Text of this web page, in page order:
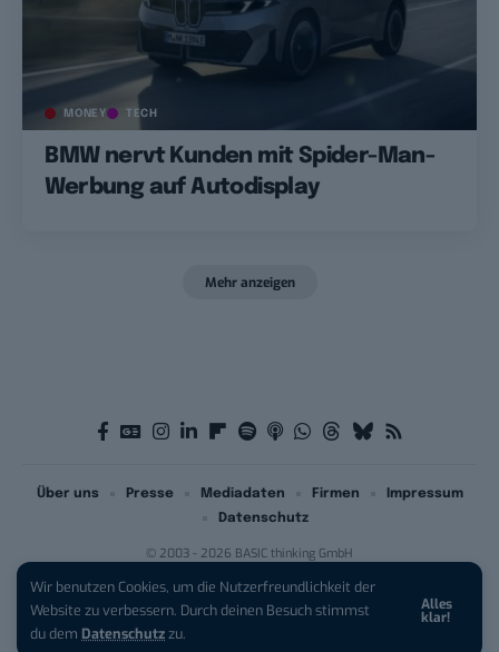
Wir benutzen Cookies, um die Nutzerfreundlichkeit der
Website zu verbessern. Durch deinen Besuch stimmst
du dem Datenschutzzu.
Alles
klar!
MONEY TECH
BMW nervt Kunden mit Spider-Man-
Werbung auf Autodisplay
Mehr anzeigen
© 2003 - 2026 BASIC thinking GmbH
Über uns Presse Mediadaten Firmen
Impressum
Datenschutz
iPhone 17 Pro sichern:Für 1 € +
200 € Hardware-Bonus!